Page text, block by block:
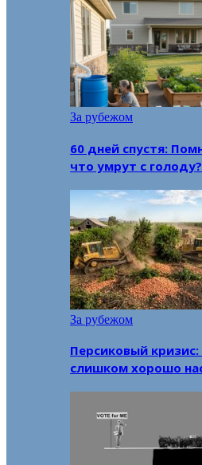
За рубежом
60 дней спустя:
что умрут с голоду?
За рубежом
Персиковый
слишком хорошо